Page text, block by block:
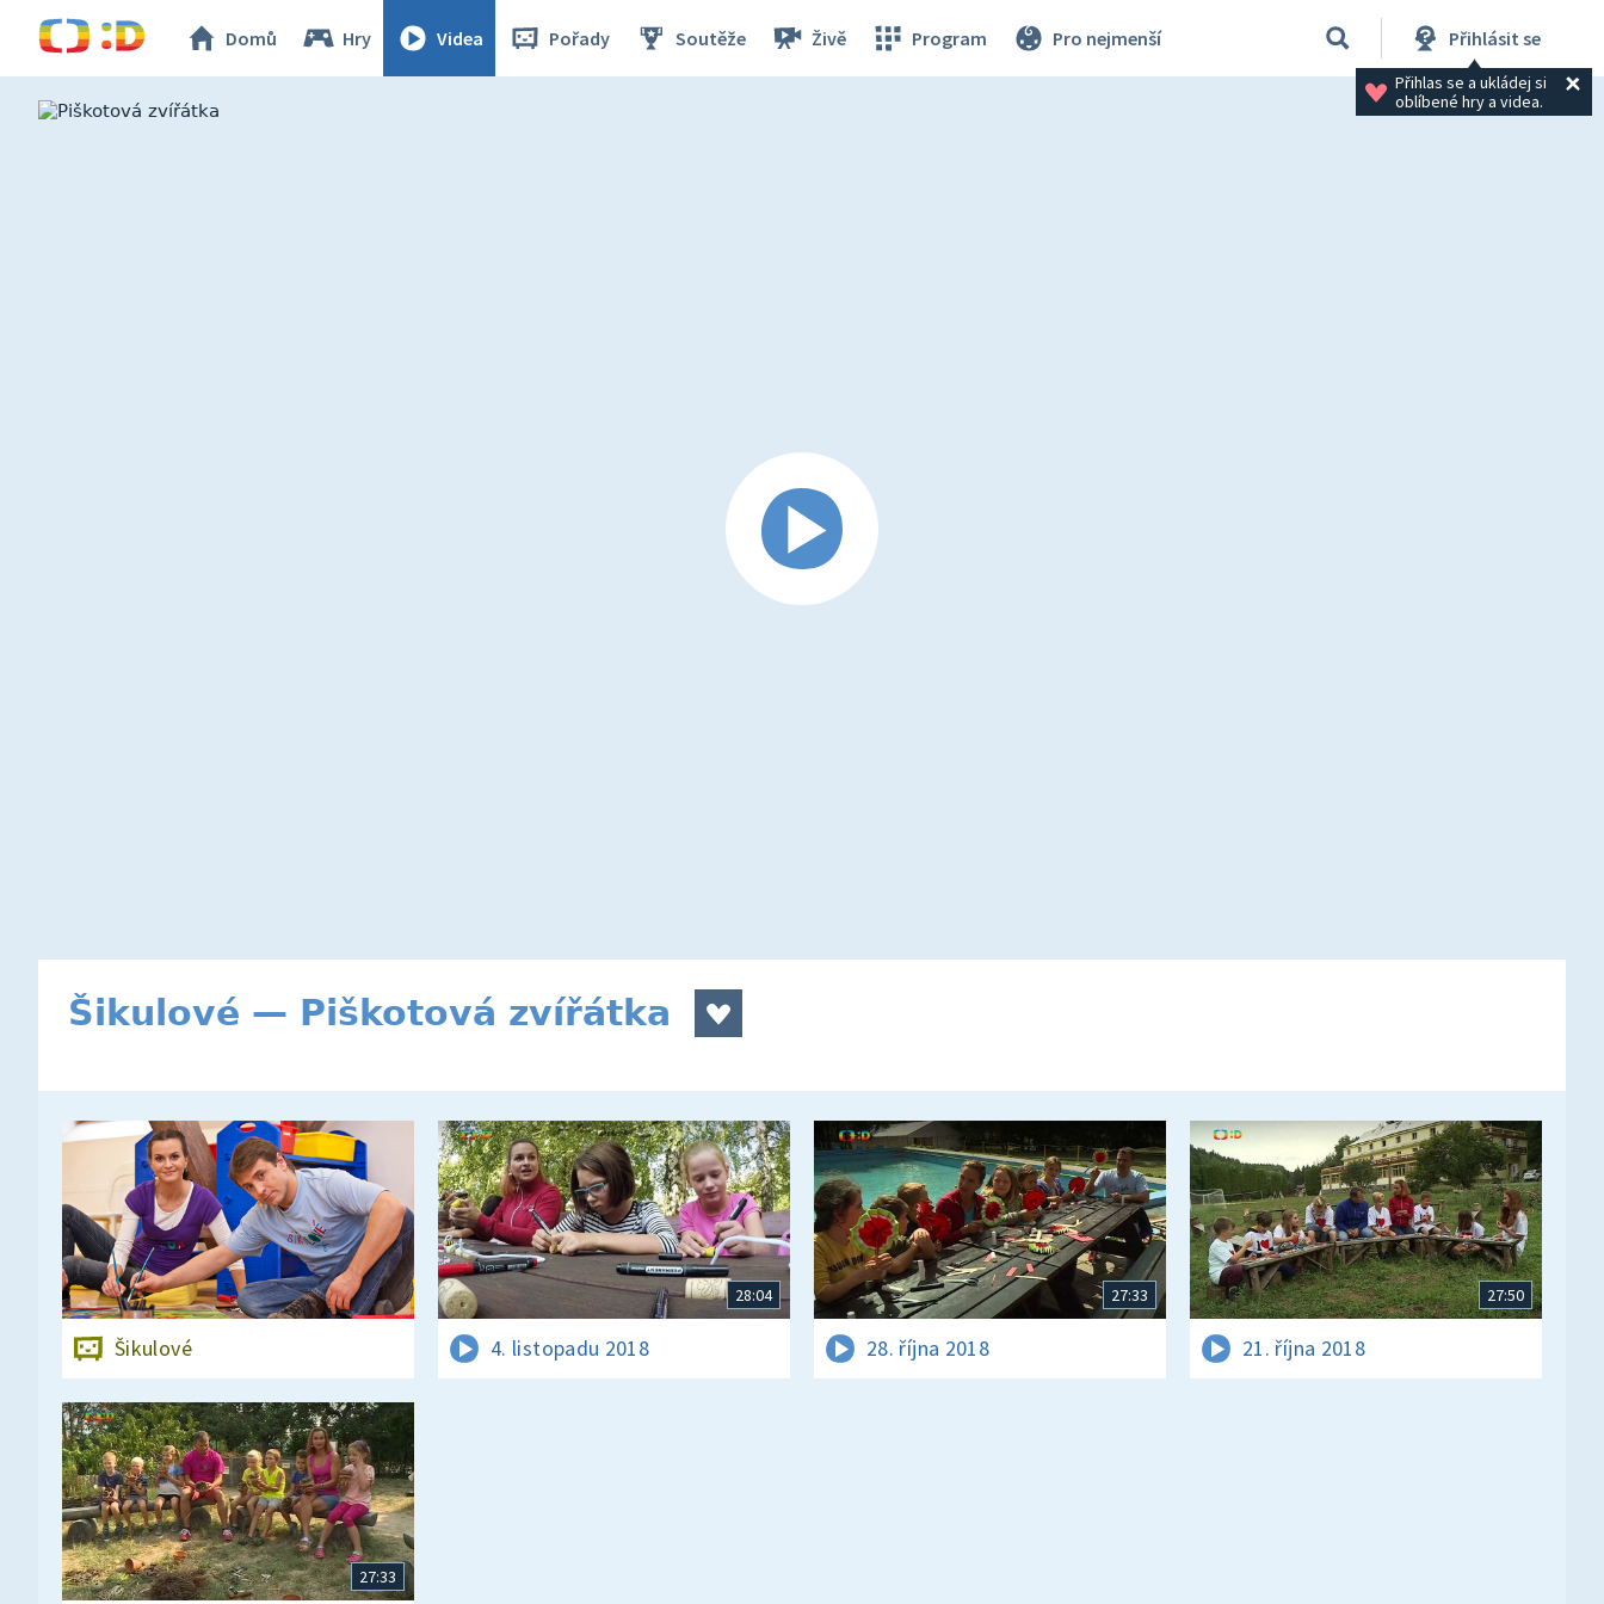
Domů Hry Videa Pořady Soutěže Živě Program Pro nejmenší Přihlásit se
Přihlas se a ukládej si
oblíbené hry a videa.
Šikulové — Piškotová zvířátka
Šikulové
28:04
4. listopadu 2018
27:33
28. října 2018
27:50
21. října 2018
27:33